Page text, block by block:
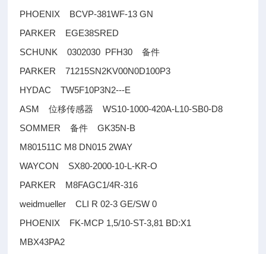
PHOENIX BCVP-381WF-13 GN
PARKER EGE38SRED
SCHUNK 0302030 PFH30备件
PARKER 71215SN2KV00N0D100P3
HYDAC TW5F10P3N2---E
ASM位移传感器
WS10-1000-420A-L10-SB0-D8
SOMMER备件 GK35N-B
M801511C M8 DN015 2WAY
WAYCON SX80-2000-10-L-KR-O
PARKER M8FAGC1/4R-316
weidmueller CLI R 02-3 GE/SW 0
PHOENIX FK-MCP 1,5/10-ST-3,81 BD:X1
MBX43PA2